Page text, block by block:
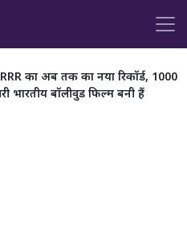
का अब तक का नया रिकॉर्ड, 1000
भारतीय बॉलीवुड फिल्म बनी हैं